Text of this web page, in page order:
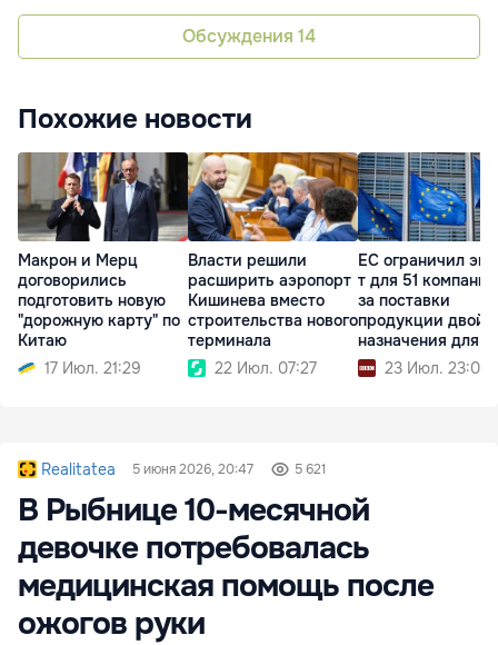
Обсуждения 14
Похожие новости
Макрон и Мерц
договорились
подготовить новую
"дорожную карту" по
Китаю
17 Июл. 21:29
Власти решили
расширить аэропорт
Кишинева вместо
строительства нового
терминала
22 Июл. 07:27
ЕС ограничил
т для 51 компании
за поставки
продукции
назначения для
23 Июл. 23:04
Realitatea 5 июня 2026, 20:47 5 621
В Рыбнице 10-месячной
девочке потребовалась
медицинская помощь после
ожогов руки